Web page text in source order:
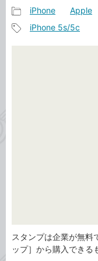
事
カ
iPhone Apple
iPhone 5s/5c
スタンプは企業が無料
ップ］から購入できる